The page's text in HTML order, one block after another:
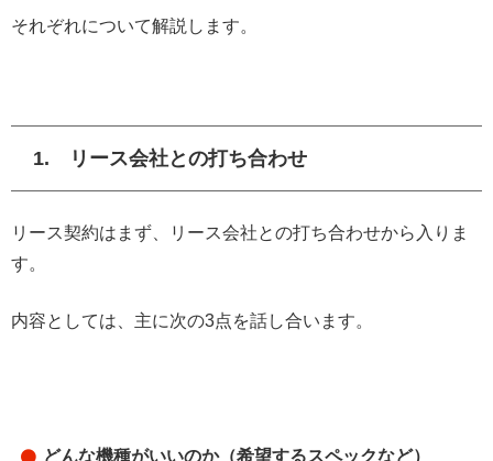
それぞれについて解説します。
1. リース会社との打ち合わせ
リース契約はまず、リース会社との打ち合わせから入りま
す。
内容としては、主に次の3点を話し合います。
どんな機種がいいのか（希望するスペックなど）